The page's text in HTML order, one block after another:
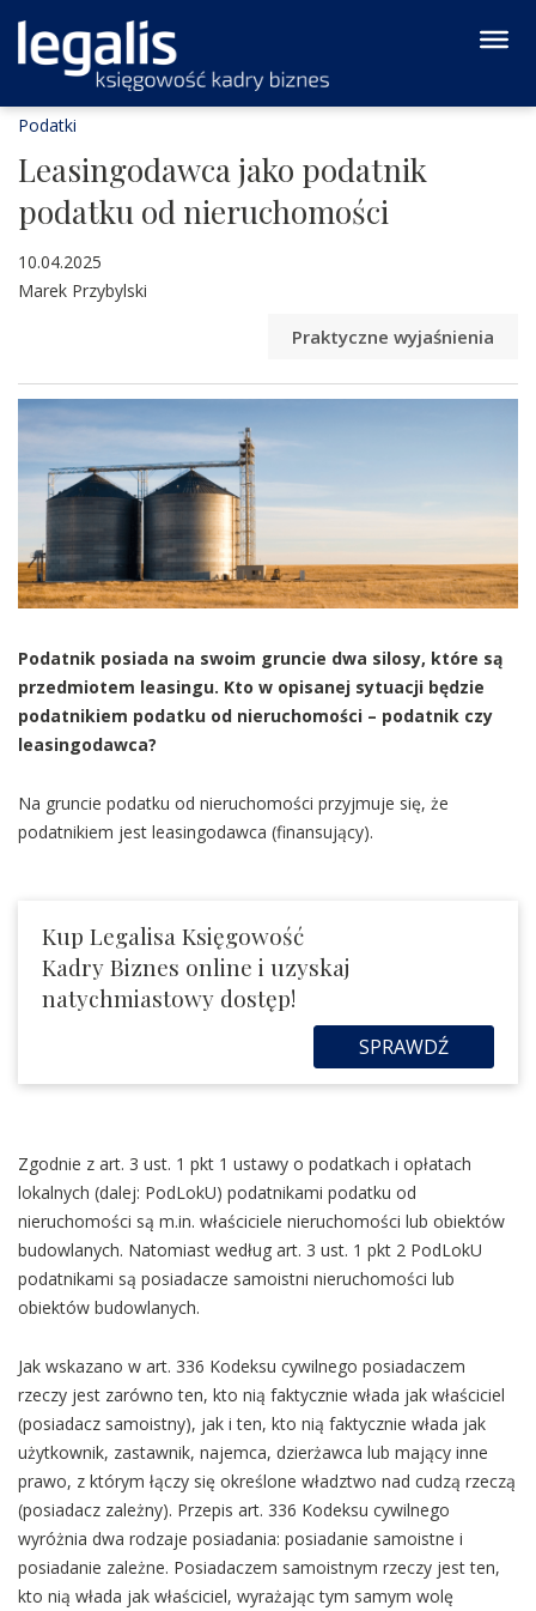
Podatki
Leasingodawca jako podatnik
podatku od nieruchomości
10.04.2025
Marek Przybylski
Praktyczne wyjaśnienia
Podatnik posiada na swoim gruncie dwa silosy, które są
przedmiotem leasingu. Kto w opisanej sytuacji będzie
podatnikiem podatku od nieruchomości – podatnik czy
leasingodawca?
Na gruncie podatku od nieruchomości przyjmuje się, że
podatnikiem jest leasingodawca (finansujący).
Kup Legalisa Księgowość
Kadry Biznes online i uzyskaj
natychmiastowy dostęp!
SPRAWDŹ
Zgodnie z art. 3 ust. 1 pkt 1 ustawy o podatkach i opłatach
lokalnych (dalej: PodLokU) podatnikami podatku od
nieruchomości są m.in. właściciele nieruchomości lub obiektów
budowlanych. Natomiast według art. 3 ust. 1 pkt 2 PodLokU
podatnikami są posiadacze samoistni nieruchomości lub
obiektów budowlanych.
Jak wskazano w art. 336 Kodeksu cywilnego posiadaczem
rzeczy jest zarówno ten, kto nią faktycznie włada jak właściciel
(posiadacz samoistny), jak i ten, kto nią faktycznie włada jak
użytkownik, zastawnik, najemca, dzierżawca lub mający inne
prawo, z którym łączy się określone władztwo nad cudzą rzeczą
(posiadacz zależny). Przepis art. 336 Kodeksu cywilnego
wyróżnia dwa rodzaje posiadania: posiadanie samoistne i
posiadanie zależne. Posiadaczem samoistnym rzeczy jest ten,
kto nią włada jak właściciel, wyrażając tym samym wolę